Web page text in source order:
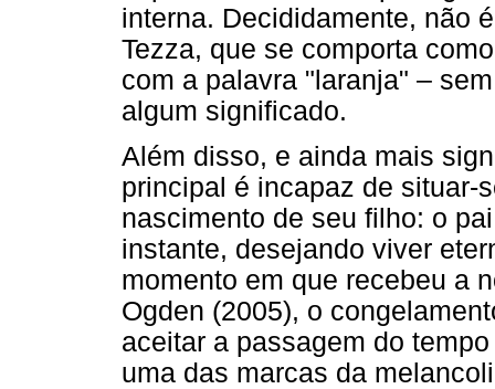
interna. Decididamente, não
Tezza, que se comporta
com a palavra "laranja" –
algum significado.
Além disso, e ainda mais
principal é incapaz de situar-
nascimento de seu filho: o
instante, desejando viver
momento em que recebeu a
Ogden (2005), o
aceitar a passagem do
uma das marcas da